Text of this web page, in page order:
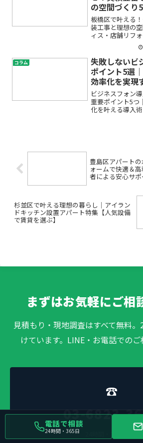
の空間づくり
板橋区で叶える
装工事と理想の
ィス・店舗リフ
説はじめての内
「どこから手を
用やデザインの
や疑問を感じて
コラム
失敗しないビ
ポイント5選
効率化を実現
ビジネスフォン
重要ポイント5つ
化を叶える導入
を検討している
用のことや使い
豊島区アパート
ォームで快適＆
者による安心サポ
杉並区で叶える理想の暮らし｜アイラン
ドキッチン設置アパート特集【人気設備
で賃貸を選ぶ】
まずはお気軽にご相
見積もり・現地調査はすべて無料
けています。LINE・お電話でのご
☎
03-6823-
電話で相談
24時間・365日